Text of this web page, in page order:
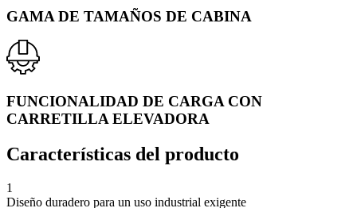
GAMA DE TAMAÑOS DE CABINA
FUNCIONALIDAD DE CARGA CON
CARRETILLA ELEVADORA
Características del producto
1
Diseño duradero para un uso industrial exigente